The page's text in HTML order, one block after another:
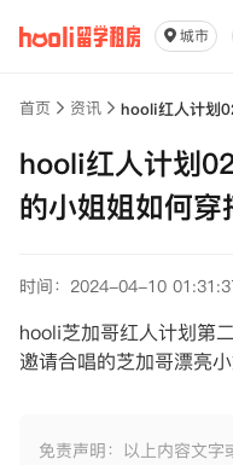
城市
首页 资讯 hooli红人计划
hooli红人计划
的小姐姐如何穿
时间：2024-04-10
hooli芝加哥红人计划第
邀请合唱的芝加哥漂亮
免责声明：以上内容文